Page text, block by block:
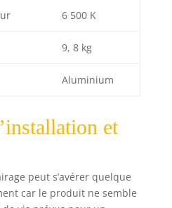
6 500 K
9, 8 kg
Aluminium
et
peut s’avérer quelque
car le produit ne semble